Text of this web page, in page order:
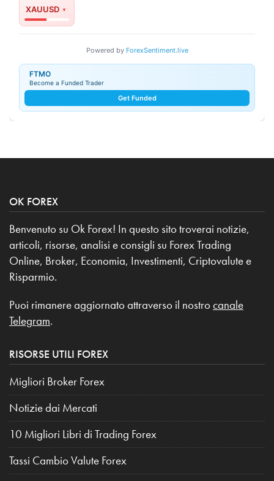
XAUUSD
Powered by ForexSentiment.live
FTMO
Become a Funded Trader
Get Funded
OK FOREX
Benvenuto su Ok Forex! In questo sito troverai notizie,
articoli, risorse, analisi e consigli su Forex Trading
Online, Broker, Economia, Investimenti, Criptovalute e
Risparmio.
Puoi rimanere aggiornato attraverso il nostro canale
Telegram.
RISORSE UTILI FOREX
Migliori Broker Forex
Notizie dai Mercati
10 Migliori Libri di Trading Forex
Tassi Cambio Valute Forex